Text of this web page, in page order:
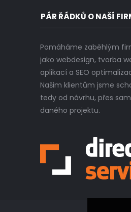
PÁR ŘÁDKŮ O NAŠÍ
Pomáháme zaběhlým
jako webdesign, tvorba
aplikací a SEO
Našim klientům jsme
tedy od návrhu, přes
daného projektu.